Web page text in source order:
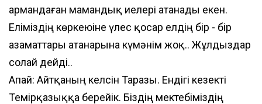
армандаған мамандық иелері атанады екен.
Еліміздің көркеюіне үлес қосар елдің бір - бір
азаматтары атанарына күмәнім жоқ.. Жұлдыздар
солай дейді..
Апай: Айтқаның келсін Таразы. Ендігі кезекті
Темірқазыққа берейік. Біздің мектебіміздің